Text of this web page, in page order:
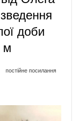
доби
м
постійне посилання